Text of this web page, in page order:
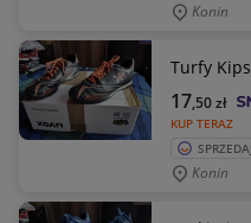
Konin
Turfy
KUP TERAZ
17,50zł
Konin